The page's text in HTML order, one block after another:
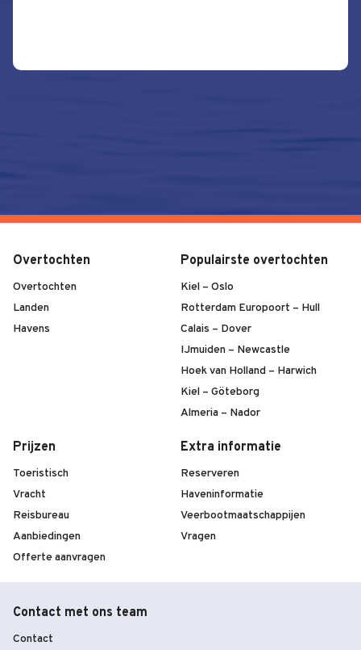
Overtochten
Overtochten
Landen
Havens
Populairste overtochten
Kiel – Oslo
Rotterdam Europoort – Hull
Calais – Dover
IJmuiden – Newcastle
Hoek van Holland – Harwich
Kiel – Göteborg
Almeria – Nador
Prijzen
Toeristisch
Vracht
Reisbureau
Aanbiedingen
Offerte aanvragen
Extra informatie
Reserveren
Haveninformatie
Veerbootmaatschappijen
Vragen
Contact met ons team
Contact